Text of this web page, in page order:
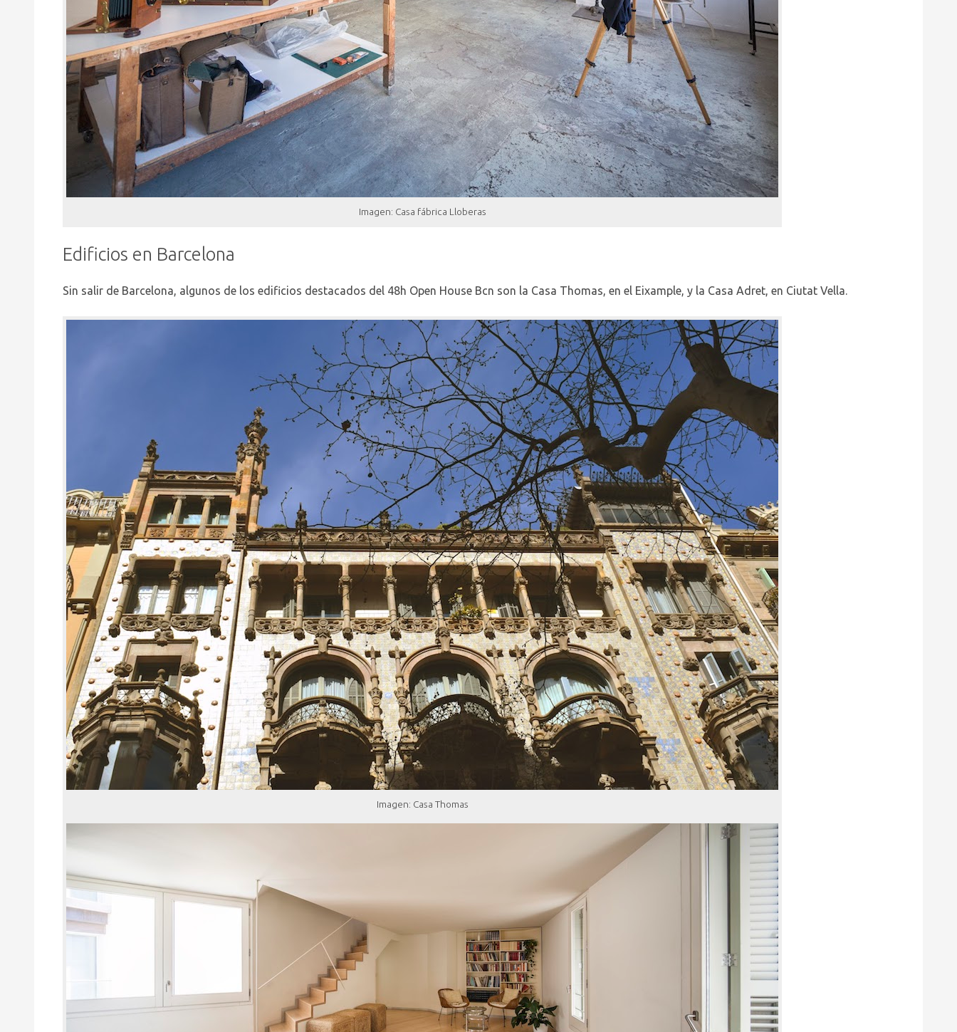
Imagen: Casa fábrica Lloberas
Edificios en Barcelona
Sin salir de Barcelona, algunos de los edificios destacados del 48h Open House Bcn son la Casa Thomas, en el Eixample, y la Casa Adret, en Ciutat Vella.
Imagen: Casa Thomas